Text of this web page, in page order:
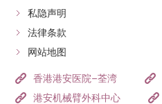
私隐声明
法律条款
网站地图
香港港安医院–荃湾
港安机械臂外科中心